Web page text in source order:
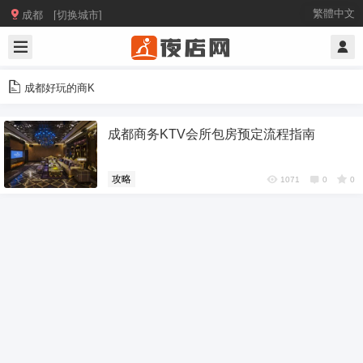
成都 [切换城市] 繁體中文
成都好玩的商K
成都商务KTV会所包房预定流程指南
攻略 1071 0 0